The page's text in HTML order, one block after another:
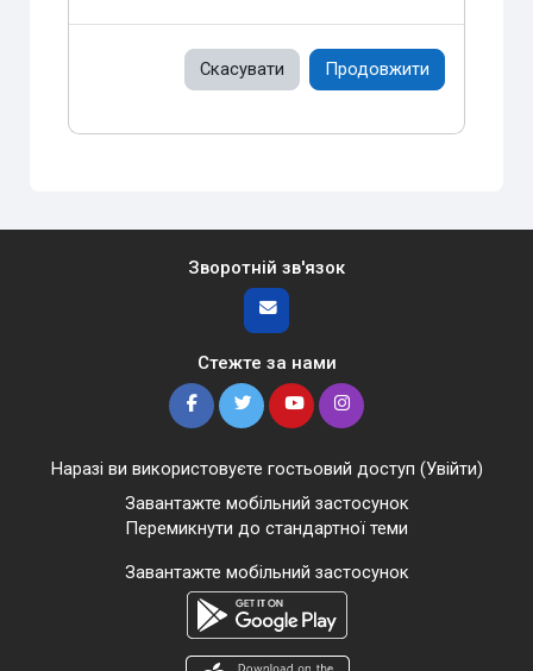
Скасувати Продовжити
Зворотній зв'язок
Стежте за нами
Наразі ви використовуєте гостьовий доступ (Увійти)
Завантажте мобільний застосунок
Перемикнути до стандартної теми
Завантажте мобільний застосунок